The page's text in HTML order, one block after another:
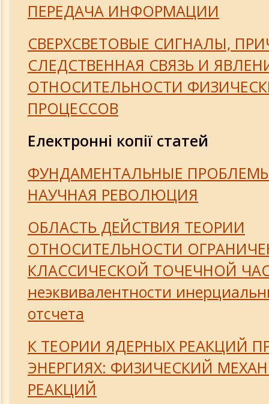
ПЕРЕДАЧА ИНФОРМАЦИИ
СВЕРХСВЕТОВЫЕ СИГНАЛЫ,
СЛЕДСТВЕННАЯ СВЯЗЬ И
ОТНОСИТЕЛЬНОСТИ
ПРОЦЕССОВ
Електронні копії статей
ФУНДАМЕНТАЛЬНЫЕ
НАУЧНАЯ РЕВОЛЮЦИЯ
ОБЛАСТЬ ДЕЙСТВИЯ ТЕОРИИ
ОТНОСИТЕЛЬНОСТИ
КЛАССИЧЕСКОЙ ТОЧЕЧНОЙ
неэквивалентности
отсчета
К ТЕОРИИ ЯДЕРНЫХ РЕАКЦИЙ
ЭНЕРГИЯХ: ФИЗИЧЕСКИЙ
РЕАКЦИЙ